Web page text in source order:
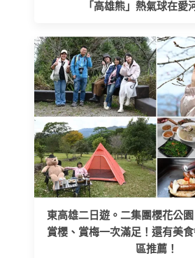
「高雄熊」熱氣球在愛
東高雄二日遊。二集團櫻花公
賞櫻、賞梅一次滿足！還有美
區推薦！